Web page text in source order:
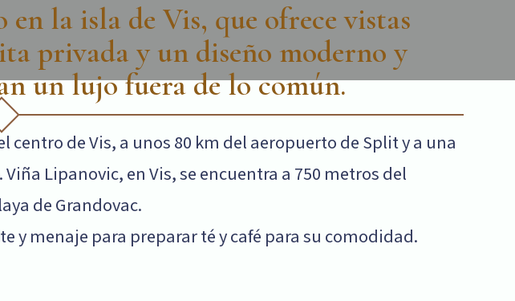
la isla de Vis, que ofrece vistas
privada y un diseño moderno y
un lujo fuera de lo común.
de Vis, a unos 80 km del aeropuerto de Split y a una
Lipanovic, en Vis, se encuentra a 750 metros del
de Grandovac.
y menaje para preparar té y café para su comodidad.